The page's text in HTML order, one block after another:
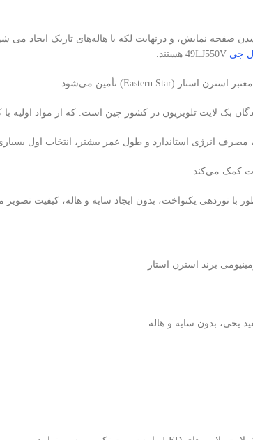
صفحه نمایش، و درنهایت لکه یا هاله‌های تاریک ایجاد
ال جی
انرژی استاندارد و طول عمر بیشتر، انتخاب اول
یکنواخت، بدون ایجاد سایه و هاله، کیفیت تصویر